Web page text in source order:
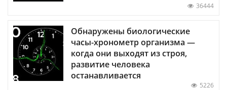
36444
Обнаружены биологические
часы-хронометр организма —
когда они выходят из строя,
развитие человека
останавливается
5226